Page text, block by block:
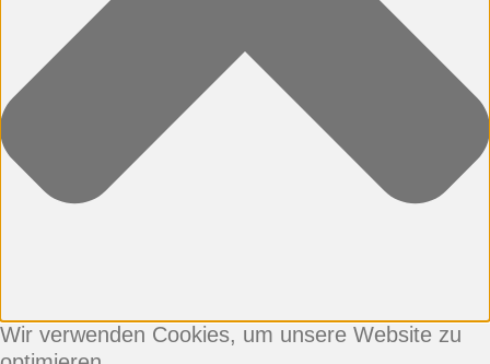
Wir verwenden Cookies, um unsere Website zu